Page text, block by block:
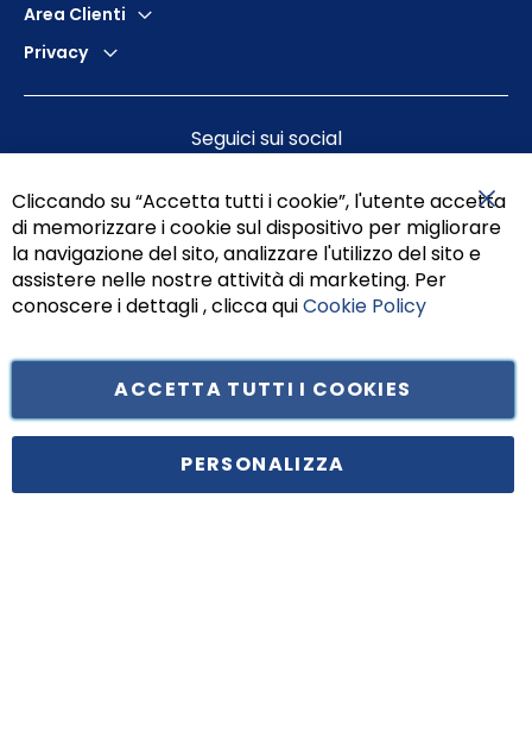
Area Clienti
Privacy
Seguici sui social
Principe di Piemonte 199, cap. 80026 Casoria (NA) - C.F. 05834470634 -
Cliccando su “Accetta tutti i cookie”, l'utente accetta
di memorizzare i cookie sul dispositivo per migliorare
la navigazione del sito, analizzare l'utilizzo del sito e
assistere nelle nostre attività di marketing. Per
conoscere i dettagli , clicca quiCookie Policy
ACCETTA TUTTI I COOKIES
PERSONALIZZA